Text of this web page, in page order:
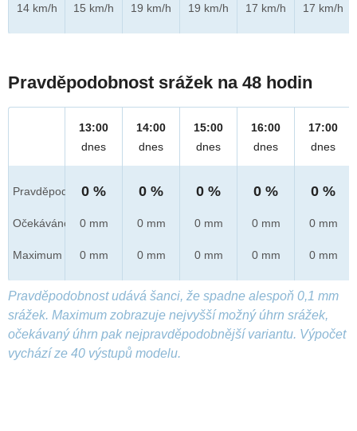
14 km/h
15 km/h
19 km/h
19 km/h
17 km/h
17 km/h
Pravděpodobnost srážek na 48 hodin
Pravděpod.
Očekáváno
Maximum
13:00
dnes
0 %
0 mm
0 mm
14:00
dnes
0 %
0 mm
0 mm
15:00
dnes
0 %
0 mm
0 mm
16:00
dnes
0 %
0 mm
0 mm
17:00
dnes
0 %
0 mm
0 mm
Pravděpodobnost udává šanci, že spadne alespoň 0,1 mm
srážek. Maximum zobrazuje nejvyšší možný úhrn srážek,
očekávaný úhrn pak nejpravděpodobnější variantu. Výpočet
vychází ze 40 výstupů modelu.